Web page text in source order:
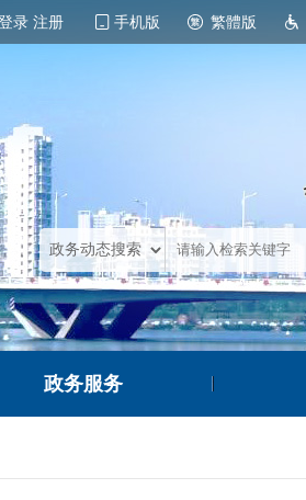
录 注册 手机版 繁體版
政务服务